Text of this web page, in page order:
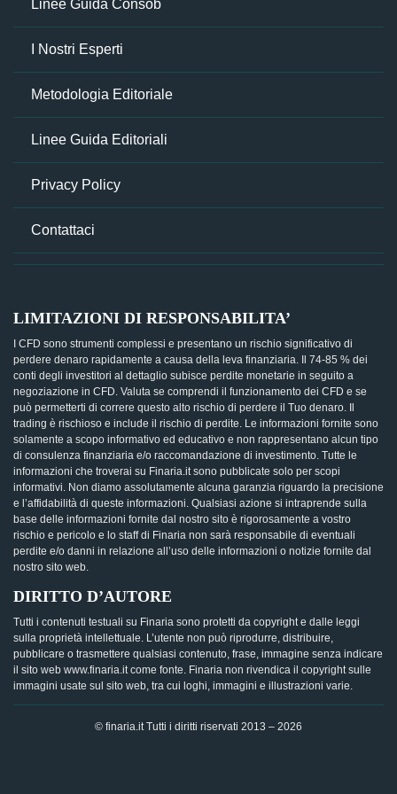
Linee Guida Consob
I Nostri Esperti
Metodologia Editoriale
Linee Guida Editoriali
Privacy Policy
Contattaci
LIMITAZIONI DI RESPONSABILITA’
I CFD sono strumenti complessi e presentano un rischio significativo di
perdere denaro rapidamente a causa della leva finanziaria. Il 74-85 % dei
conti degli investitori al dettaglio subisce perdite monetarie in seguito a
negoziazione in CFD. Valuta se comprendi il funzionamento dei CFD e se
può permetterti di correre questo alto rischio di perdere il Tuo denaro. Il
trading è rischioso e include il rischio di perdite. Le informazioni fornite sono
solamente a scopo informativo ed educativo e non rappresentano alcun tipo
di consulenza finanziaria e/o raccomandazione di investimento. Tutte le
informazioni che troverai su Finaria.it sono pubblicate solo per scopi
informativi. Non diamo assolutamente alcuna garanzia riguardo la precisione
e l’affidabilità di queste informazioni. Qualsiasi azione si intraprende sulla
base delle informazioni fornite dal nostro sito è rigorosamente a vostro
rischio e pericolo e lo staff di Finaria non sarà responsabile di eventuali
perdite e/o danni in relazione all’uso delle informazioni o notizie fornite dal
nostro sito web.
DIRITTO D’AUTORE
Tutti i contenuti testuali su Finaria sono protetti da copyright e dalle leggi
sulla proprietà intellettuale. L’utente non può riprodurre, distribuire,
pubblicare o trasmettere qualsiasi contenuto, frase, immagine senza indicare
il sito web www.finaria.it come fonte. Finaria non rivendica il copyright sulle
immagini usate sul sito web, tra cui loghi, immagini e illustrazioni varie.
© finaria.it Tutti i diritti riservati 2013 – 2026